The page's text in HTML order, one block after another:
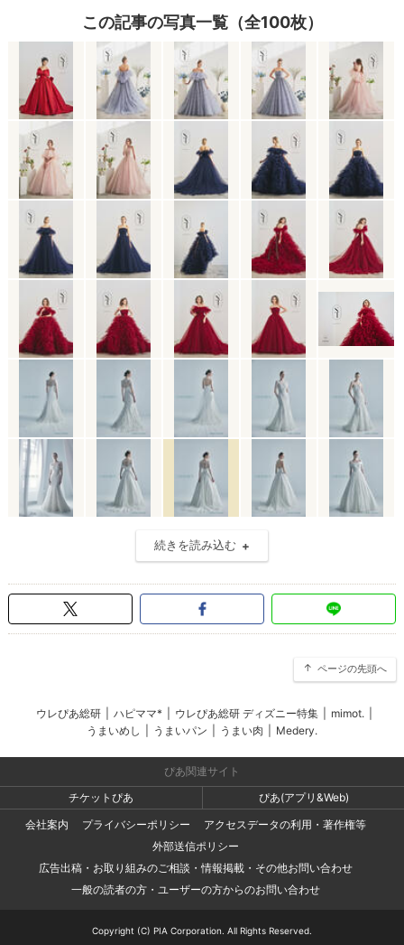
この記事の写真一覧（全100枚）
続きを読み込む
ページの先頭へ
ウレぴあ総研 ハピママ* ウレぴあ総研 ディズニー特集 mimot.
うまいめし
うまいパン うまい肉 Medery.
ぴあ関連サイト
チケットぴあ
ぴあ(アプリ&Web)
会社案内
プライバシーポリシー
アクセスデータの利用・著作権等
外部送信ポリシー
広告出稿・お取り組みのご相談・情報掲載・その他お問い合わせ
一般の読者の方・ユーザーの方からのお問い合わせ
Copyright (C) PIA Corporation. All Rights Reserved.